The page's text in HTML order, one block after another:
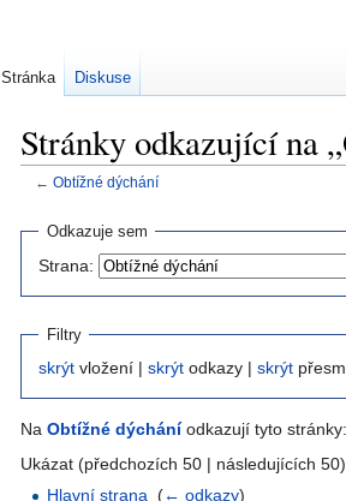
Stránky odkazující na
← Obtížné dýchání
Odkazuje sem
Strana:
Filtry
skrýt vložení | skrýt odkazy | skrýt
Na Obtížné dýcháníodkazují tyto stránky:
Ukázat (předchozích 50 | následujících
Hlavní strana ‎(← odkazy)
Stránka Diskuse